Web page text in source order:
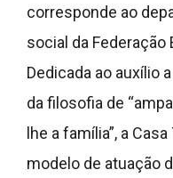
corresponde ao
social da Federação
Dedicada ao auxílio
da filosofia de
lhe a família”, a
modelo de atuação